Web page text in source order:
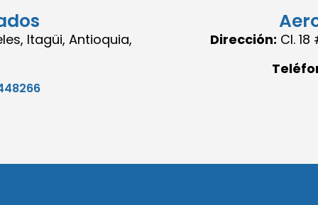
Itagüi, Antioquia, Dirección: Cl.